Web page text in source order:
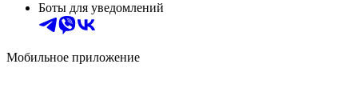
Боты для уведомлений
Мобильное приложение